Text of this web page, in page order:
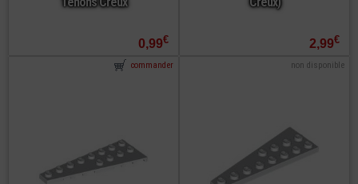
0,99€ 2,99€
commander non disponible